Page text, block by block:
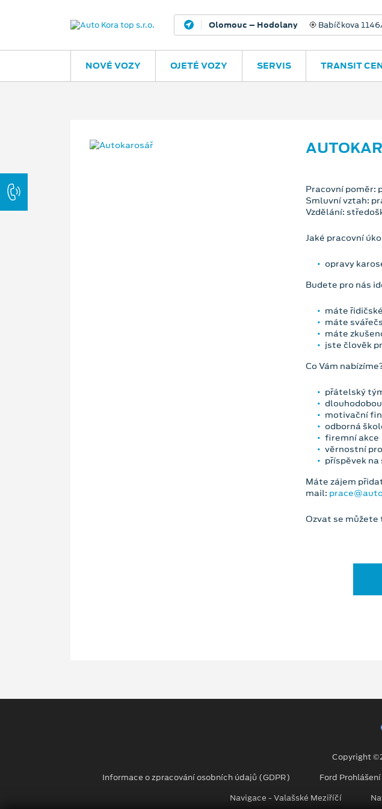
Olomouc – Hodolany Babíčkova
NOVÉ VOZY OJETÉ VOZY SERVIS TRANSIT
Pracovní poměr:
Smluvní vztah:
Vzdělání:
Jaké pracovní
opravy
Budete pro nás
máte
máte
máte
jste člověk
Co Vám
přátelský
motivační
odborná
firemní akce
věrnostní
příspěvek
Máte zájem
mail:
Ozvat se
Copyright
Informace o zpracování osobních údajů (GDPR)
Ford
Navigace - Valašské Meziříčí